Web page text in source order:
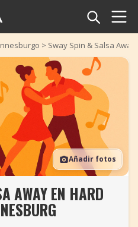
> Sway Spin & Salsa
Añadir fotos
AWAY EN HARD